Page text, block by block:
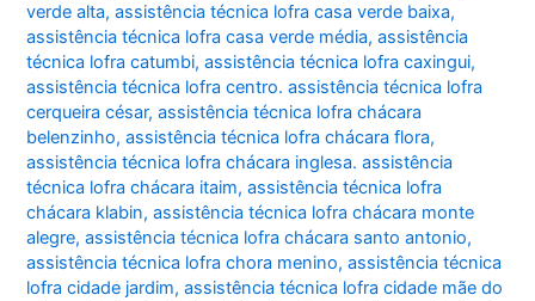
verde alta,assistência técnica lofra casa verde baixa,
assistência técnica lofra casa verde média,assistência
técnica lofra catumbi,assistência técnica lofra caxingui,
assistência técnica lofra centro. assistência técnica lofra
cerqueira césar,assistência técnica lofra chácara
belenzinho,assistência técnica lofra chácara flora,
assistência técnica lofra chácara inglesa. assistência
técnica lofra chácara itaim,assistência técnica lofra
chácara klabin,assistência técnica lofra chácara monte
alegre,assistência técnica lofra chácara santo antonio,
assistência técnica lofra chora menino,assistência técnica
lofra cidade jardim,assistência técnica lofra cidade mãe do